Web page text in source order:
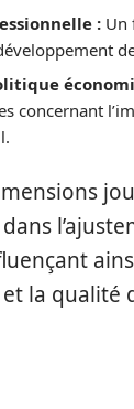
: Un
concernant
la qualité